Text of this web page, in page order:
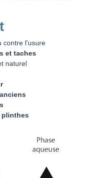
contre l'usure
et taches
naturel
plinthes